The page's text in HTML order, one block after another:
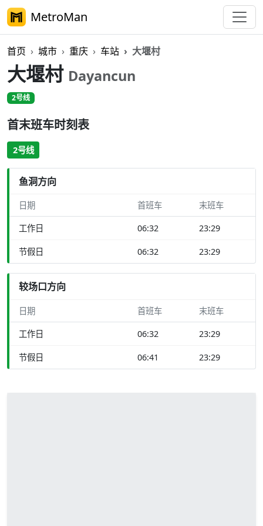
MetroMan
首页 城市 重庆 车站 大堰村
大堰村 Dayancun
2号线
首末班车时刻表
2号线
鱼洞方向
日期 首班车 末班车
工作日 06:32 23:29
节假日 06:32 23:29
较场口方向
日期 首班车 末班车
工作日 06:32 23:29
节假日 06:41 23:29